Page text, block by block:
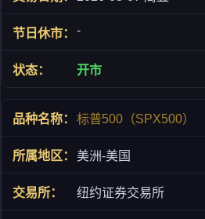
-
开市
标普500（SPX500）
美洲-美国
纽约证券交易所